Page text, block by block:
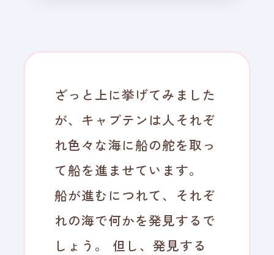
ざっと上に挙げてみました
が、キャプテンは人それぞ
れ色々な海に船の舵を取っ
て船を進ませています。
船が進むにつれて、それぞ
れの海で何かを発見するで
しょう。 但し、発見する